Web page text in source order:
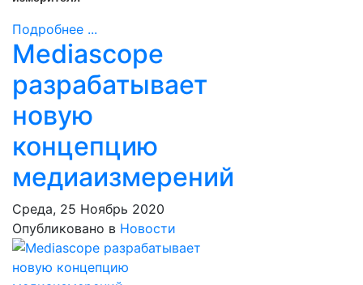
Подробнее ...
Mediascope
разрабатывает
новую
концепцию
медиаизмерений
Среда, 25 Ноябрь 2020
Опубликовано в Новости